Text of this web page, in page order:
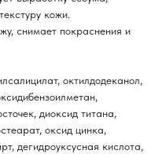
кожи.
снимает покраснения и
октилдодеканол,
диоксид титана,
оксид цинка,
дегидроуксусная кислота,